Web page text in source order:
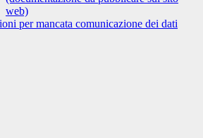
web)
per mancata comunicazione dei dati